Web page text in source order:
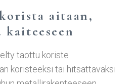
aitaan,
taottu koriste
koristeeksi tai hitsattavaksi